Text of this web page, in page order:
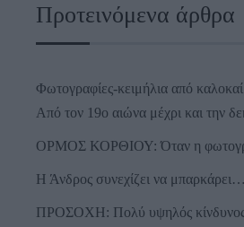
Προτεινόμενα άρθρα
Φωτογραφίες-κειμήλια από
Από τον 19ο αιώνα μέχρι και την
ΟΡΜΟΣ ΚΟΡΘΙΟΥ: Όταν η
Η Άνδρος συνεχίζει να μπαρκάρει…
ΠΡΟΣΟΧΗ: Πολύ υψηλός κίνδυνος